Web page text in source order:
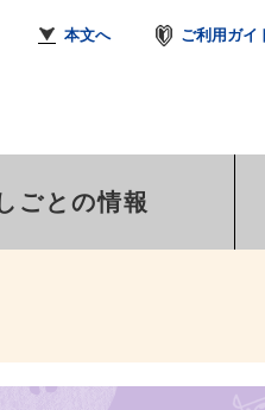
本文へ ご利用ガイ
ごとの情報